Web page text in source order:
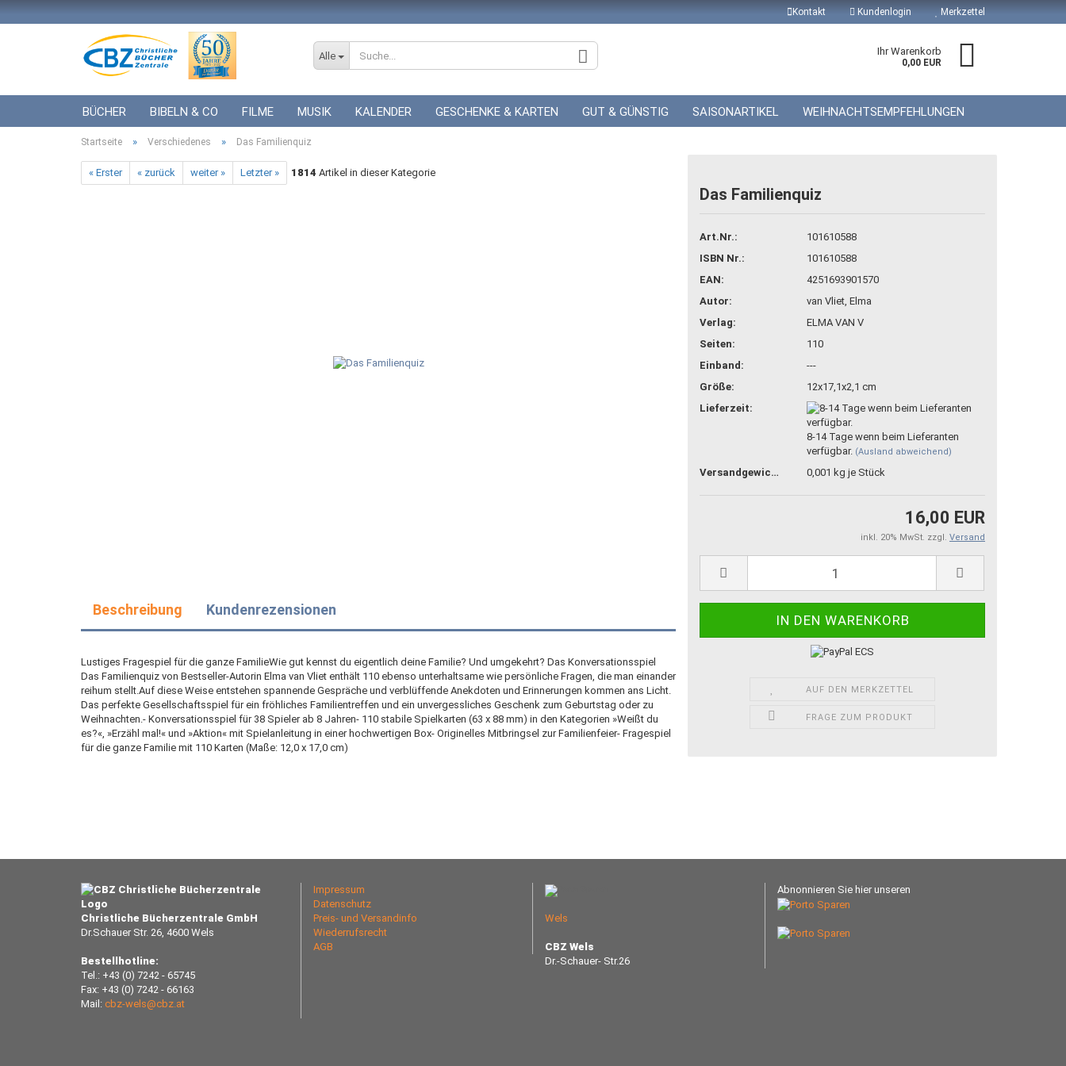
Kontakt Kundenlogin
Konto erstellen
Passwort vergessen?
Merkzettel
Alle Ihr Warenkorb
0,00 EUR
BÜCHER BIBELN & CO FILME MUSIK KALENDER GESCHENKE & KARTEN GUT & GÜNSTIG SAISONARTIKEL WEIHNACHTSEMPFEHLUNGEN
ICF BÜCHER VERSCHIEDENES GESCHENKE ZUR HOCHZEIT
Startseite » Verschiedenes » Das Familienquiz
« Erster « zurück weiter » Letzter » 1814 Artikel in dieser Kategorie
Das Familienquiz
Art.Nr.:
101610588
ISBN Nr.:
101610588
EAN:
4251693901570
Autor:
van Vliet, Elma
Verlag:
ELMA VAN V
Seiten:
110
Einband:
---
Größe:
12x17,1x2,1 cm
Lieferzeit:
8-14 Tage wenn beim Lieferanten
verfügbar. (Ausland abweichend)
Versandgewicht: 0,001 kg je Stück
16,00 EUR
inkl. 20% MwSt. zzgl. Versand
AUF DEN MERKZETTEL
FRAGE ZUM PRODUKT
Beschreibung Kundenrezensionen
Lustiges Fragespiel für die ganze FamilieWie gut kennst du eigentlich deine Familie? Und umgekehrt? Das Konversationsspiel
Das Familienquiz von Bestseller-Autorin Elma van Vliet enthält 110 ebenso unterhaltsame wie persönliche Fragen, die man einander
reihum stellt.Auf diese Weise entstehen spannende Gespräche und verblüffende Anekdoten und Erinnerungen kommen ans Licht.
Das perfekte Gesellschaftsspiel für ein fröhliches Familientreffen und ein unvergessliches Geschenk zum Geburtstag oder zu
Weihnachten.- Konversationsspiel für 38 Spieler ab 8 Jahren- 110 stabile Spielkarten (63 x 88 mm) in den Kategorien »Weißt du
es?«, »Erzähl mal!« und »Aktion« mit Spielanleitung in einer hochwertigen Box- Originelles Mitbringsel zur Familienfeier- Fragespiel
für die ganze Familie mit 110 Karten (Maße: 12,0 x 17,0 cm)
Christliche Bücherzentrale GmbH
Dr.Schauer Str. 26, 4600 Wels
Bestellhotline:
Tel.: +43 (0) 7242 - 65745
Fax: +43 (0) 7242 - 66163
Mail: cbz-wels@cbz.at
Impressum
Datenschutz
Preis- und Versandinfo
Wiederrufsrecht
AGB
Wels
CBZ Wels
Dr.-Schauer- Str.26
Abnonnieren Sie hier unseren